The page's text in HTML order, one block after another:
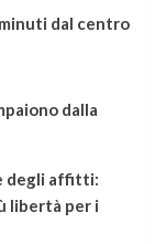
dal centro
dalla
degli affitti:
libertà per i